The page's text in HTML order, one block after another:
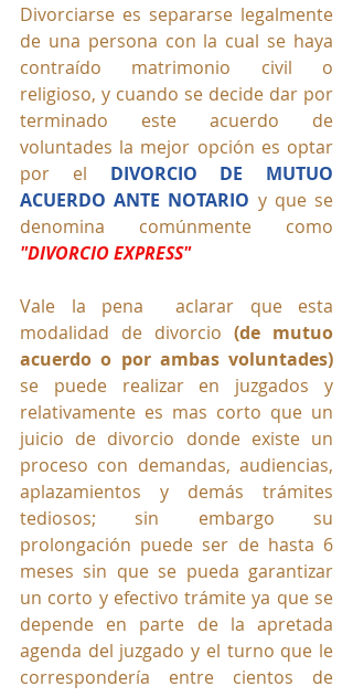
Divorciarse es separarse legalmente
de una persona con la cual se haya
contraído matrimonio civil o
religioso, y cuando se decide dar por
terminado este acuerdo de
voluntades la mejor opción es optar
por el DIVORCIO DE MUTUO
ACUERDO ANTE NOTARIO y que se
"DIVORCIO EXPRESS"
Vale la pena  aclarar que esta
modalidad de divorcio (de mutuo
acuerdo o por ambas voluntades)
se puede realizar en juzgados y
relativamente es mas corto que un
juicio de divorcio donde existe un
proceso con demandas, audiencias,
aplazamientos y demás trámites
tediosos; sin embargo su
prolongación puede ser de hasta 6
meses sin que se pueda garantizar
un corto y efectivo trámite ya que se
depende en parte de la apretada
agenda del juzgado y el turno que le
correspondería entre cientos de